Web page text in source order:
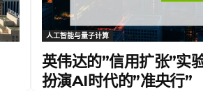
人工智能与量子计算
英伟达的”信用扩张”实
扮演AI时代的”准央行”